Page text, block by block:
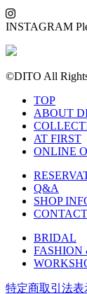
INSTAGRAM
©DITO All
TOP
ABOUT
AT FIRST
ONLINE
Q&A
SHOP
CONTACT
BRIDAL
FASHION
特定商取引法表